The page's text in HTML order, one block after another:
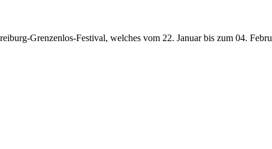
Grenzenlos-Festival, welches vom 22. Januar bis zum 04.